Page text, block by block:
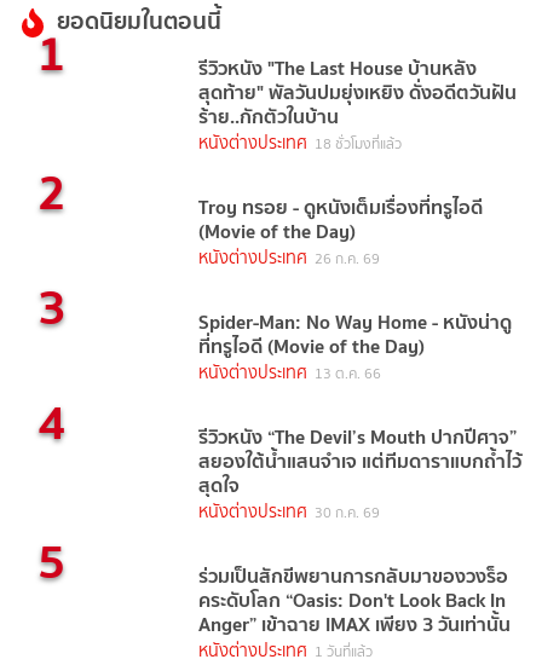
ยอดนิยมในตอนนี้
1 รีวิวหนัง "The Last House บ้านหลัง
สุดท้าย" พัลวันปมยุ่งเหยิง ดั่งอดีตวันฝัน
ร้าย..กักตัวในบ้าน
หนังต่างประเทศ 18 ชั่วโมงที่แล้ว
2 Troy ทรอย - ดูหนังเต็มเรื่องที่ทรูไอดี
(Movie of the Day)
หนังต่างประเทศ 26 ก.ค. 69
3 Spider-Man: No Way Home - หนังน่าดู
ที่ทรูไอดี (Movie of the Day)
หนังต่างประเทศ 13 ต.ค. 66
4 รีวิวหนัง “The Devil’s Mouth ปากปีศาจ”
สยองใต้น้ำแสนจำเจ แต่ทีมดาราแบกถ้ำไว้
สุดใจ
หนังต่างประเทศ 30 ก.ค. 69
5 ร่วมเป็นสักขีพยานการกลับมาของวงร็อ
คระดับโลก “Oasis: Don't Look Back In
Anger” เข้าฉาย IMAX เพียง 3 วันเท่านั้น
หนังต่างประเทศ 1 วันที่แล้ว